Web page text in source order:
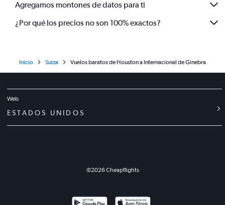
Agregamos montones de datos para ti
¿Por qué los precios no son 100% exactos?
Inicio Suiza Vuelos baratos de Houston a Internacional de Ginebra
Web
ESTADOS UNIDOS
©2026Cheapflights